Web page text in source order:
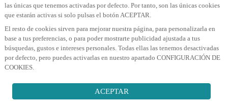
SUSCRIBIR A NEWSLETTER
las únicas que tenemos activadas por defecto. Por tanto, son las únicas cookies
que estarán activas si solo pulsas el botón ACEPTAR.
El resto de cookies sirven para mejorar nuestra página, para personalizarla en
base a tus preferencias, o para poder mostrarte publicidad ajustada a tus
búsquedas, gustos e intereses personales. Todas ellas las tenemos desactivadas
por defecto, pero puedes activarlas en nuestro apartado CONFIGURACIÓN DE
COOKIES.
ACEPTAR